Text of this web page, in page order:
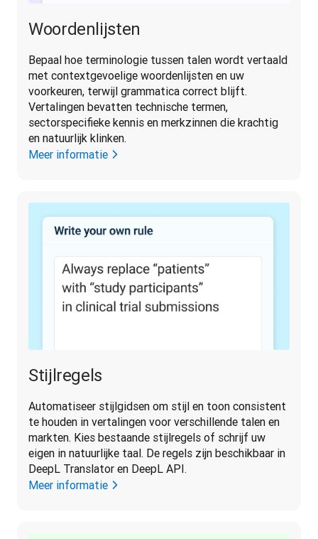
Woordenlijsten
Bepaal hoe terminologie tussen talen wordt vertaald
met contextgevoelige woordenlijsten en uw
voorkeuren, terwijl grammatica correct blijft.
Vertalingen bevatten technische termen,
sectorspecifieke kennis en merkzinnen die krachtig
en natuurlijk klinken.
Meer informatie
Stijlregels
Automatiseer stijlgidsen om stijl en toon consistent
te houden in vertalingen voor verschillende talen en
markten. Kies bestaande stijlregels of schrijf uw
eigen in natuurlijke taal. De regels zijn beschikbaar in
DeepL Translator en DeepL API.
Meer informatie